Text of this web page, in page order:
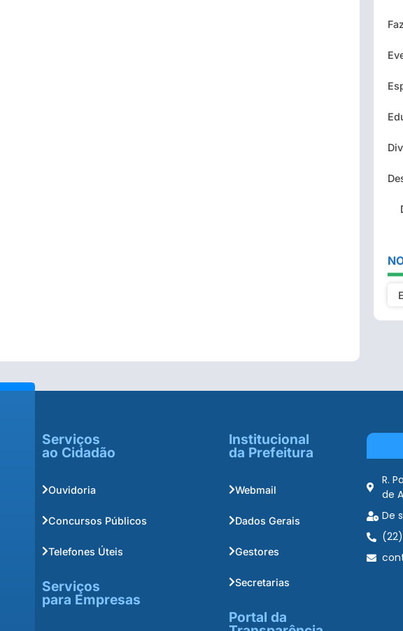
Serviços
ao Cidadão
Ouvidoria
Concursos Públicos
Telefones Úteis
Serviços
para Empresas
Institucional
da Prefeitura
Webmail
Dados Gerais
Gestores
Secretarias
Portal da
R.
de
De